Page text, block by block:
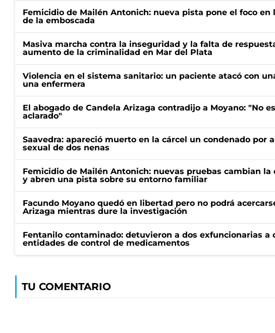
Femicidio de Mailén Antonich: nueva pista pone el foco en
de la emboscada
Masiva marcha contra la inseguridad y la falta de
aumento de la criminalidad en Mar del Plata
Violencia en el sistema sanitario: un paciente atacó con
una enfermera
El abogado de Candela Arizaga contradijo a Moyano: "No
aclarado"
Saavedra: apareció muerto en la cárcel un condenado por
sexual de dos nenas
Femicidio de Mailén Antonich: nuevas pruebas cambian la
y abren una pista sobre su entorno familiar
Facundo Moyano quedó en libertad pero no podrá
Arizaga mientras dure la investigación
Fentanilo contaminado: detuvieron a dos exfuncionarias a
entidades de control de medicamentos
TU COMENTARIO